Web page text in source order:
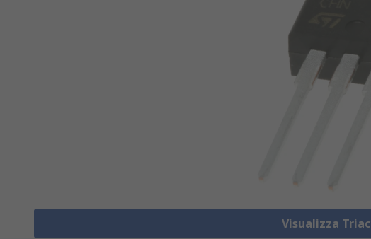
Visualizza Triac